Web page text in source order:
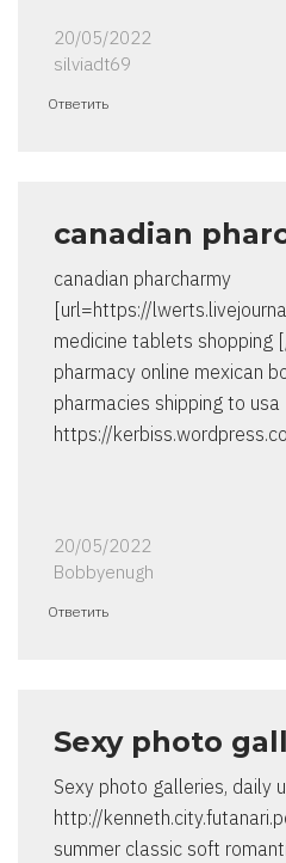
20/05/2022
silviadt69
Ответить
canadian
canadian pharcharmy
[url=https://
medicine tablets shopping
pharmacy online mexican
pharmacies shipping to usa
https://
20/05/2022
Bobbyenugh
Ответить
Sexy photo
Sexy photo galleries, daily
http://
summer classic soft